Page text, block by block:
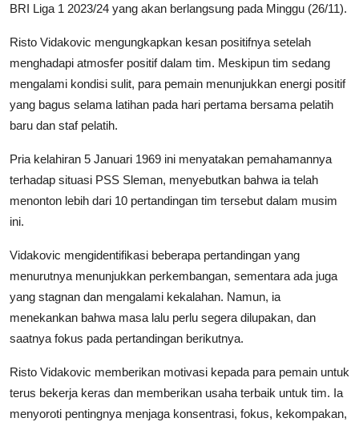
BRI Liga 1 2023/24 yang akan berlangsung pada Minggu (26/11).
Risto Vidakovic mengungkapkan kesan positifnya setelah
menghadapi atmosfer positif dalam tim. Meskipun tim sedang
mengalami kondisi sulit, para pemain menunjukkan energi positif
yang bagus selama latihan pada hari pertama bersama pelatih
baru dan staf pelatih.
Pria kelahiran 5 Januari 1969 ini menyatakan pemahamannya
terhadap situasi PSS Sleman, menyebutkan bahwa ia telah
menonton lebih dari 10 pertandingan tim tersebut dalam musim
ini.
Vidakovic mengidentifikasi beberapa pertandingan yang
menurutnya menunjukkan perkembangan, sementara ada juga
yang stagnan dan mengalami kekalahan. Namun, ia
menekankan bahwa masa lalu perlu segera dilupakan, dan
saatnya fokus pada pertandingan berikutnya.
Risto Vidakovic memberikan motivasi kepada para pemain untuk
terus bekerja keras dan memberikan usaha terbaik untuk tim. Ia
menyoroti pentingnya menjaga konsentrasi, fokus, kekompakan,